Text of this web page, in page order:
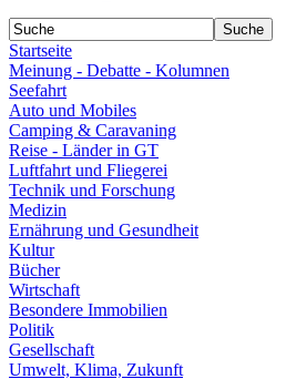
Startseite
Meinung - Debatte - Kolumnen
Seefahrt
Auto und Mobiles
Camping & Caravaning
Reise - Länder in GT
Luftfahrt und Fliegerei
Technik und Forschung
Medizin
Ernährung und Gesundheit
Kultur
Bücher
Wirtschaft
Besondere Immobilien
Politik
Gesellschaft
Umwelt, Klima, Zukunft